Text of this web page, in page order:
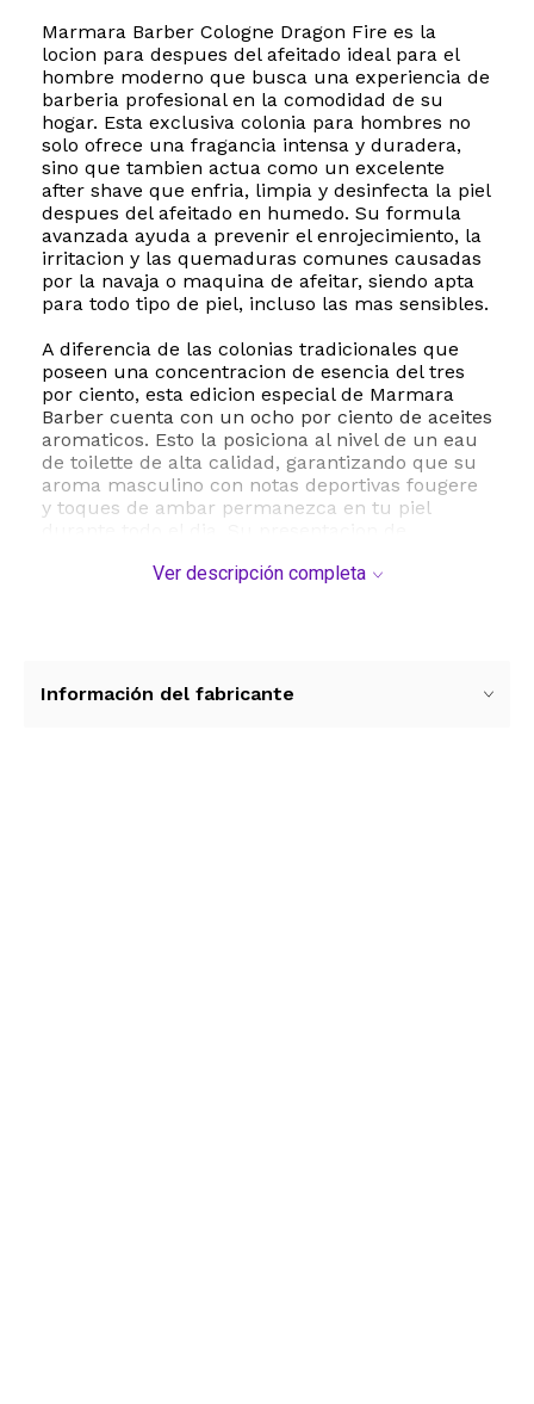
Marmara Barber Cologne Dragon Fire es la
locion para despues del afeitado ideal para el
hombre moderno que busca una experiencia de
barberia profesional en la comodidad de su
hogar. Esta exclusiva colonia para hombres no
solo ofrece una fragancia intensa y duradera,
sino que tambien actua como un excelente
after shave que enfria, limpia y desinfecta la piel
despues del afeitado en humedo. Su formula
avanzada ayuda a prevenir el enrojecimiento, la
irritacion y las quemaduras comunes causadas
por la navaja o maquina de afeitar, siendo apta
para todo tipo de piel, incluso las mas sensibles.
A diferencia de las colonias tradicionales que
poseen una concentracion de esencia del tres
por ciento, esta edicion especial de Marmara
Barber cuenta con un ocho por ciento de aceites
aromaticos. Esto la posiciona al nivel de un eau
de toilette de alta calidad, garantizando que su
aroma masculino con notas deportivas fougere
y toques de ambar permanezca en tu piel
vidrio de edicion limitada dentro de una caja de
Para su aplicacion, simplemente coloque una
Ver descripción completa
Información del fabricante